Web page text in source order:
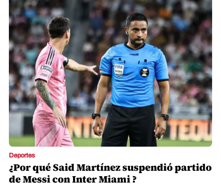
Deportes
¿Por qué Said Martínez suspendió partido
de Messi con Inter Miami ?